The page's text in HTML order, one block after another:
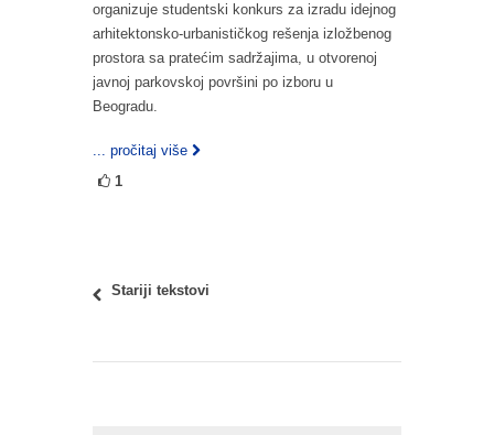
organizuje studentski konkurs za izradu idejnog
arhitektonsko-urbanističkog rešenja izložbenog
prostora sa pratećim sadržajima, u otvorenoj
javnoj parkovskoj površini po izboru u
Beogradu.
... pročitaj više
1
Stariji tekstovi